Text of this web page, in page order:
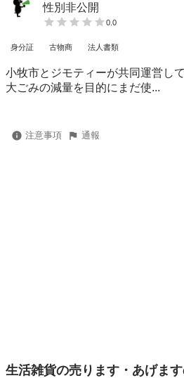
性別非公開
0.0
身分証 古物商 法人書類
小牧市とジモティーが共同運営し
⼤ごみの減量を⽬的にまだ使...
注意事項 通報
生活雑貨の売ります・あげま